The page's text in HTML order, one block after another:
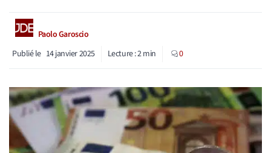
Paolo Garoscio
Publié le 14 janvier 2025 Lecture :2min 0